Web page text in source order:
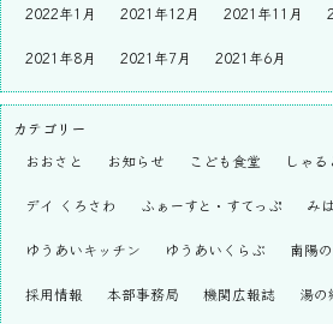
2022年1月 2021年12月 2021年11月
2021年8月 2021年7月 2021年6月
カテゴリー
おおさと
お知らせ こども食堂 しゃる
デイ くろさわ ふぁーすと・すてっぷ み
ゆうあいキッチン ゆうあいくらぶ 南陽
採用情報 本部事務局 機関広報誌 湯の